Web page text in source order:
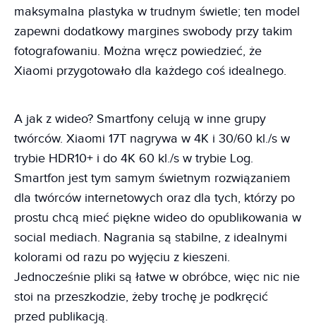
maksymalna plastyka w trudnym świetle; ten model
zapewni dodatkowy margines swobody przy takim
fotografowaniu. Można wręcz powiedzieć, że
Xiaomi przygotowało dla każdego coś idealnego.
A jak z wideo? Smartfony celują w inne grupy
twórców. Xiaomi 17T nagrywa w 4K i 30/60 kl./s w
trybie HDR10+ i do 4K 60 kl./s w trybie Log.
Smartfon jest tym samym świetnym rozwiązaniem
dla twórców internetowych oraz dla tych, którzy po
prostu chcą mieć piękne wideo do opublikowania w
social mediach. Nagrania są stabilne, z idealnymi
kolorami od razu po wyjęciu z kieszeni.
Jednocześnie pliki są łatwe w obróbce, więc nic nie
stoi na przeszkodzie, żeby trochę je podkręcić
przed publikacją.